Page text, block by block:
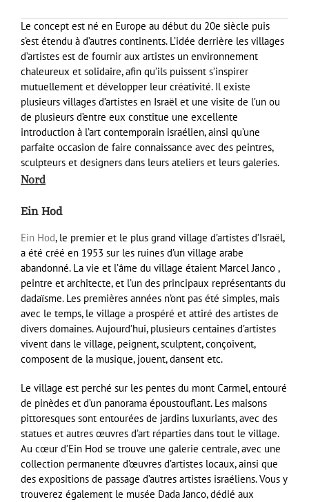
Le concept est né en Europe au début du 20e siècle puis
s’est étendu à d’autres continents. L’idée derrière les villages
d’artistes est de fournir aux artistes un environnement
chaleureux et solidaire, afin qu’ils puissent s’inspirer
mutuellement et développer leur créativité. Il existe
plusieurs villages d’artistes en Israël et une visite de l’un ou
de plusieurs d’entre eux constitue une excellente
introduction à l’art contemporain israélien, ainsi qu’une
parfaite occasion de faire connaissance avec des peintres,
sculpteurs et designers dans leurs ateliers et leurs galeries.
Nord
Ein Hod
Ein Hod, le premier et le plus grand village d’artistes d’Israël,
a été créé en 1953 sur les ruines d’un village arabe
abandonné. La vie et l’âme du village étaient Marcel Janco ,
peintre et architecte, et l’un des principaux représentants du
dadaïsme. Les premières années n’ont pas été simples, mais
avec le temps, le village a prospéré et attiré des artistes de
divers domaines. Aujourd’hui, plusieurs centaines d’artistes
vivent dans le village, peignent, sculptent, conçoivent,
composent de la musique, jouent, dansent etc.
Le village est perché sur les pentes du mont Carmel, entouré
de pinèdes et d’un panorama époustouflant. Les maisons
pittoresques sont entourées de jardins luxuriants, avec des
statues et autres œuvres d’art réparties dans tout le village.
Au cœur d’Ein Hod se trouve une galerie centrale, avec une
collection permanente d’œuvres d’artistes locaux, ainsi que
des expositions de passage d’autres artistes israéliens. Vous y
trouverez également le musée Dada Janco, dédié aux